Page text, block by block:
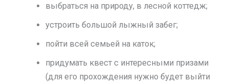
выбраться на природу, в лесной коттедж;
устроить большой лыжный забег;
пойти всей семьей на каток;
придумать квест с интересными призами
(для его прохождения нужно будет выйти